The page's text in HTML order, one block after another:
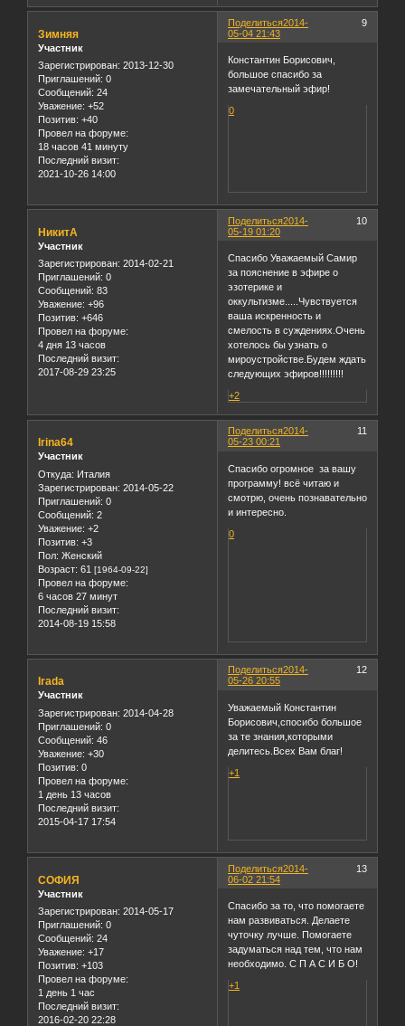
Поделиться 9
2014-
05-04 21:43
Зимняя
Участник
Зарегистрирован: 2013-12-30
Приглашений: 0
Сообщений: 24
Уважение: +52
Позитив: +40
Провел на форуме:
18 часов 41 минуту
Последний визит:
2021-10-26 14:00
Константин Борисович,
большое спасибо за
замечательный эфир!
0
Поделиться 10
2014-
05-19 01:20
НикитА
Участник
Зарегистрирован: 2014-02-21
Приглашений: 0
Сообщений: 83
Уважение: +96
Позитив: +646
Провел на форуме:
4 дня 13 часов
Последний визит:
2017-08-29 23:25
Спасибо Уважаемый Самир
за пояснение в эфире о
эзотерике и
оккультизме.....Чувствуется
ваша искренность и
смелость в суждениях.Очень
хотелось бы узнать о
мироустройстве.Будем ждать
следующих эфиров!!!!!!!!!
+2
Поделиться 11
2014-
05-23 00:21
Irina64
Участник
Откуда: Италия
Зарегистрирован: 2014-05-22
Приглашений: 0
Сообщений: 2
Уважение: +2
Позитив: +3
Пол: Женский
Возраст: 61 [1964-09-22]
Провел на форуме:
6 часов 27 минут
Последний визит:
2014-08-19 15:58
Спасибо огромное за вашу
программу! всё читаю и
смотрю, очень познавательно
и интересно.
0
Поделиться 12
2014-
05-26 20:55
Irada
Участник
Зарегистрирован: 2014-04-28
Приглашений: 0
Сообщений: 46
Уважение: +30
Позитив: 0
Провел на форуме:
1 день 13 часов
Последний визит:
2015-04-17 17:54
Уважаемый Константин
Борисович,спосибо большое
за те знания,которыми
делитесь.Всех Вам благ!
+1
Поделиться 13
2014-
06-02 21:54
СОФИЯ
Участник
Зарегистрирован: 2014-05-17
Приглашений: 0
Сообщений: 24
Уважение: +17
Позитив: +103
Провел на форуме:
1 день 1 час
Последний визит:
2016-02-20 22:28
Спасибо за то, что помогаете
нам развиваться. Делаете
чуточку лучше. Помогаете
задуматься над тем, что нам
необходимо. С П А С И Б О!
+1